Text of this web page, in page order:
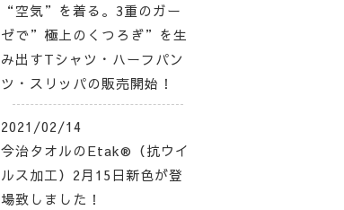
“空気”を着る。3重のガー
ゼで”極上のくつろぎ”を生
み出すTシャツ・ハーフパン
ツ・スリッパの販売開始！
2021/02/14
今治タオルのEtak®（抗ウイ
ルス加工）2月15日新色が登
場致しました！